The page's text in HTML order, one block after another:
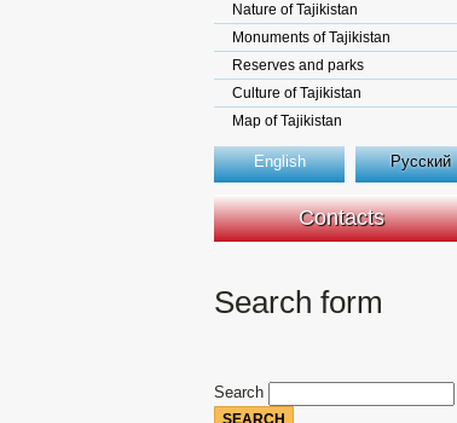
Nature of Tajikistan
Monuments of Tajikistan
Reserves and parks
Culture of Tajikistan
Map of Tajikistan
English Русский
Contacts
Search form
Search